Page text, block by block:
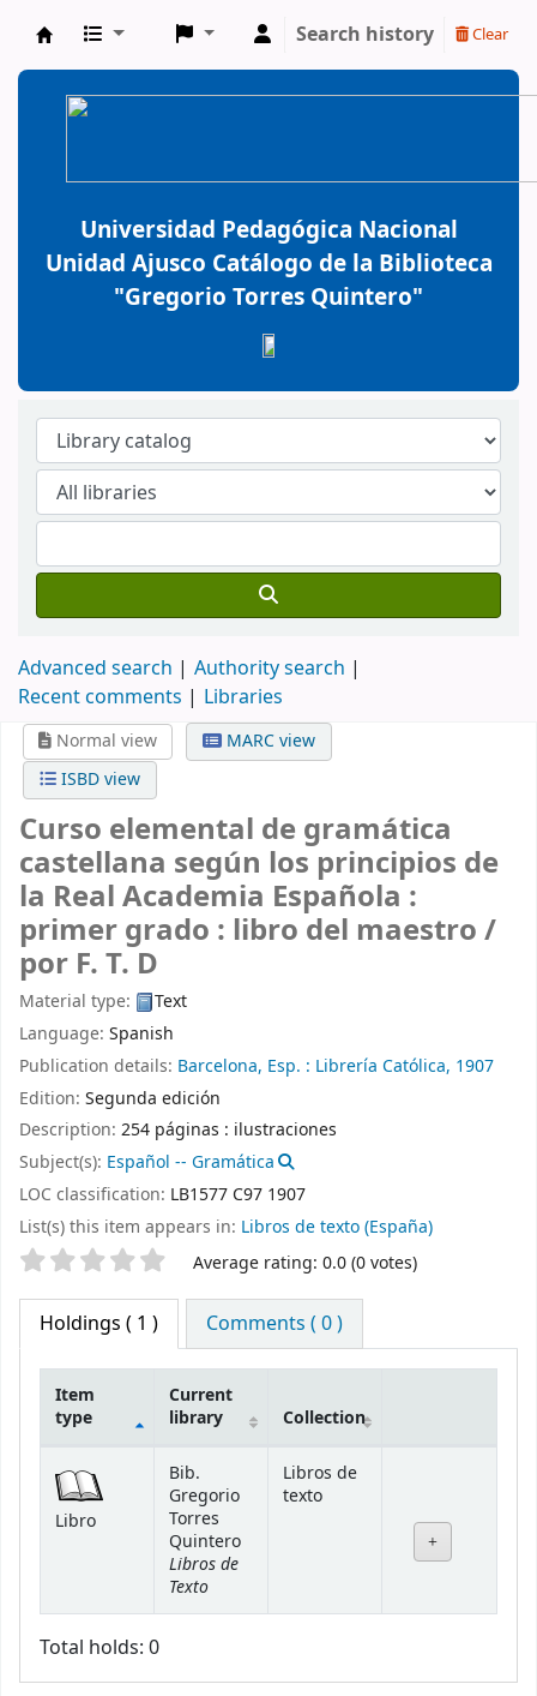
BiblioGTQ
Search history Clear
Universidad Pedagógica Nacional
Unidad Ajusco Catálogo de la Biblioteca
"Gregorio Torres Quintero"
Advanced search
Authority search
Recent comments
Libraries
Normal view
MARC view
ISBD view
Curso elemental de gramática
castellana según los principios de
la Real Academia Española :
primer grado : libro del maestro /
por F. T. D
Material type:
Text
Language: Spanish
Publication details: Barcelona, Esp. : Librería Católica, 1907
Edition: Segunda edición
Description: 254 páginas : ilustraciones
Subject(s): Español -- Gramática
LOC classification: LB1577 C97 1907
List(s) this item appears in: Libros de texto (España)
Star ratings Average rating: 0.0 (0 votes)
Holdings ( 1 ) Comments ( 0 )
Item
type
Current
library
Collection
Libro
Bib.
Gregorio
Torres
Quintero
Libros de
Texto
Libros de
texto
Total holds: 0